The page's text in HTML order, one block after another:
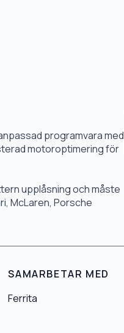
programvara med
motoroptimering för
upplåsning och måste
McLaren, Porsche
SAMARBETAR MED
Ferrita